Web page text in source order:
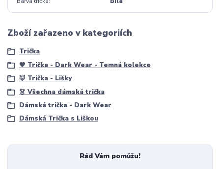
Zboží zařazeno v kategoriích
Trička
🖤 Trička - Dark Wear - Temná kolekce
🦊 Trička - Lišky
👗 Všechna dámská trička
Dámská trička - Dark Wear
Dámská Trička s Liškou
Rád Vám pomůžu!